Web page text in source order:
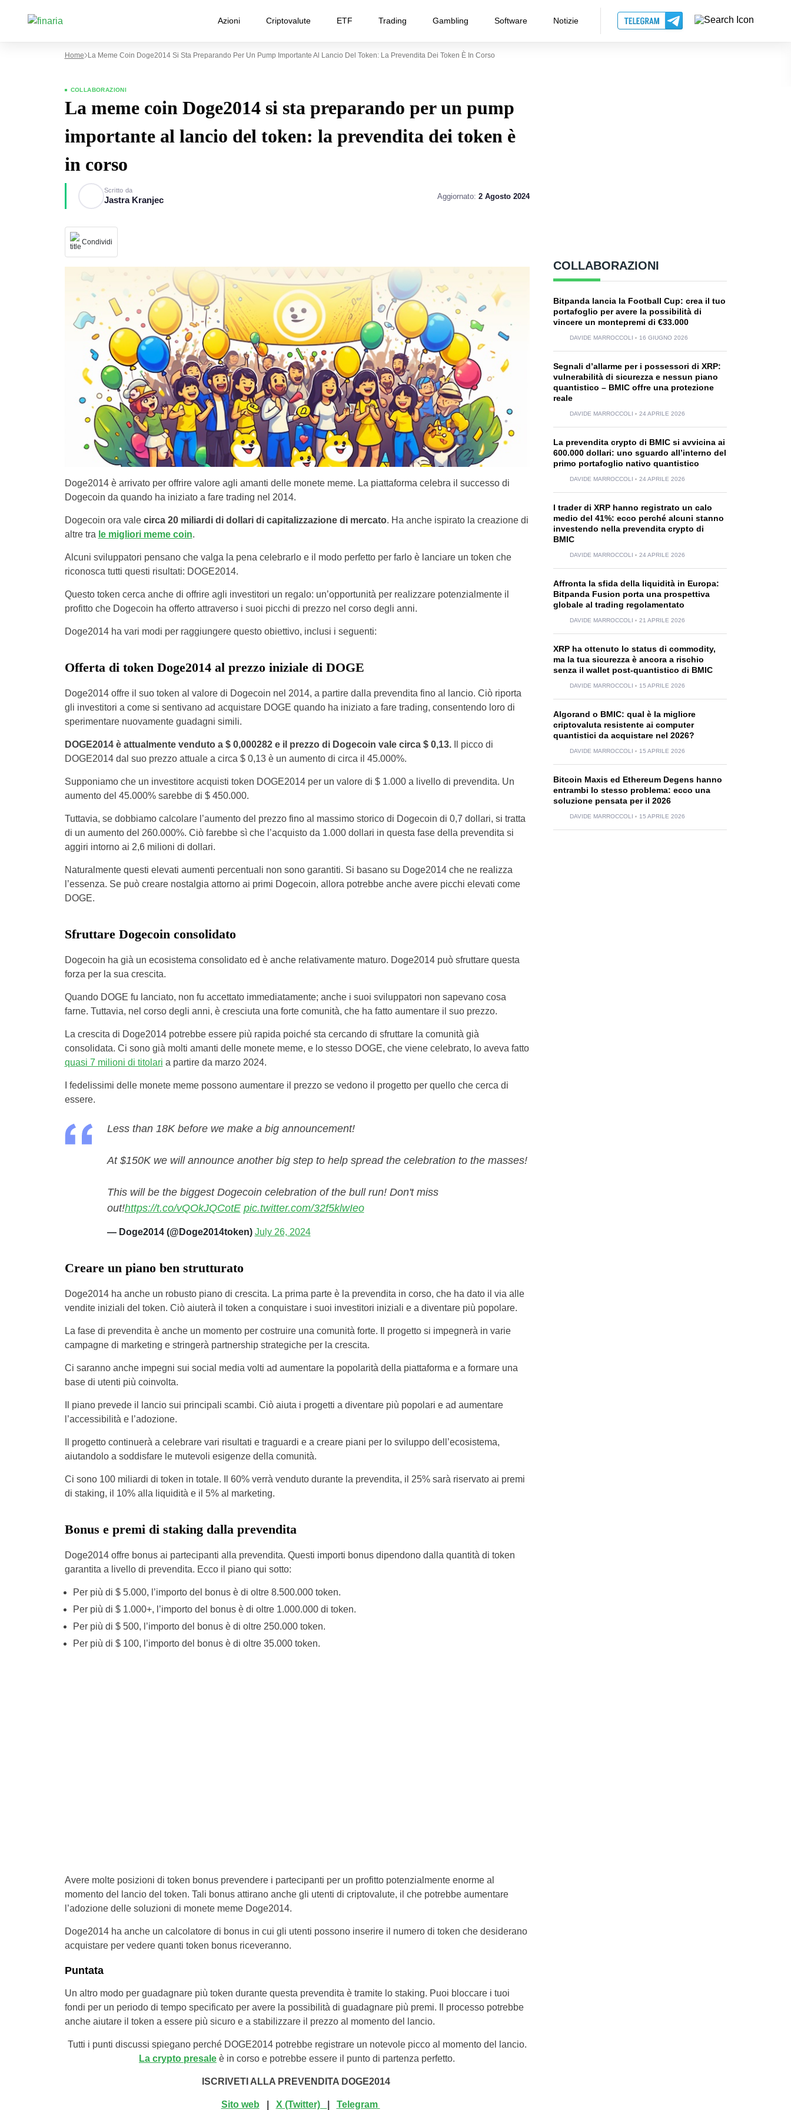
Azioni Criptovalute ETF Trading Gambling Software Notizie
Home La Meme Coin Doge2014 Si Sta Preparando Per Un Pump Importante Al Lancio Del Token: La Prevendita Dei Token È In Corso
COLLABORAZIONI
La meme coin Doge2014 si sta preparando per un pump
importante al lancio del token: la prevendita dei token è
in corso
Scritto da
Jastra Kranjec Aggiornato: 2 Agosto 2024
Condividi
Doge2014 è arrivato per offrire valore agli amanti delle monete meme. La piattaforma celebra il successo di
Dogecoin da quando ha iniziato a fare trading nel 2014.
Dogecoin ora vale circa 20 miliardi di dollari di capitalizzazione di mercato. Ha anche ispirato la creazione di
altre tra le migliori meme coin.
Alcuni sviluppatori pensano che valga la pena celebrarlo e il modo perfetto per farlo è lanciare un token che
riconosca tutti questi risultati: DOGE2014.
Questo token cerca anche di offrire agli investitori un regalo: un’opportunità per realizzare potenzialmente il
profitto che Dogecoin ha offerto attraverso i suoi picchi di prezzo nel corso degli anni.
Doge2014 ha vari modi per raggiungere questo obiettivo, inclusi i seguenti:
Offerta di token Doge2014 al prezzo iniziale di DOGE
Doge2014 offre il suo token al valore di Dogecoin nel 2014, a partire dalla prevendita fino al lancio. Ciò riporta
gli investitori a come si sentivano ad acquistare DOGE quando ha iniziato a fare trading, consentendo loro di
sperimentare nuovamente guadagni simili.
DOGE2014 è attualmente venduto a $ 0,000282 e il prezzo di Dogecoin vale circa $ 0,13.Il picco di
DOGE2014 dal suo prezzo attuale a circa $ 0,13 è un aumento di circa il 45.000%.
Supponiamo che un investitore acquisti token DOGE2014 per un valore di $ 1.000 a livello di prevendita. Un
aumento del 45.000% sarebbe di $ 450.000.
Tuttavia, se dobbiamo calcolare l’aumento del prezzo fino al massimo storico di Dogecoin di 0,7 dollari, si tratta
di un aumento del 260.000%. Ciò farebbe sì che l’acquisto da 1.000 dollari in questa fase della prevendita si
aggiri intorno ai 2,6 milioni di dollari.
Naturalmente questi elevati aumenti percentuali non sono garantiti. Si basano su Doge2014 che ne realizza
l’essenza. Se può creare nostalgia attorno ai primi Dogecoin, allora potrebbe anche avere picchi elevati come
DOGE.
Sfruttare Dogecoin consolidato
Dogecoin ha già un ecosistema consolidato ed è anche relativamente maturo. Doge2014 può sfruttare questa
forza per la sua crescita.
Quando DOGE fu lanciato, non fu accettato immediatamente; anche i suoi sviluppatori non sapevano cosa
farne. Tuttavia, nel corso degli anni, è cresciuta una forte comunità, che ha fatto aumentare il suo prezzo.
La crescita di Doge2014 potrebbe essere più rapida poiché sta cercando di sfruttare la comunità già
consolidata. Ci sono già molti amanti delle monete meme, e lo stesso DOGE, che viene celebrato, lo aveva fatto
quasi 7 milioni di titolari a partire da marzo 2024.
I fedelissimi delle monete meme possono aumentare il prezzo se vedono il progetto per quello che cerca di
essere.
Less than 18K before we make a big announcement!
At $150K we will announce another big step to help spread the celebration to the masses!
This will be the biggest Dogecoin celebration of the bull run! Don't miss
out!https://t.co/vQOkJQCotE pic.twitter.com/32f5klwIeo
— Doge2014 (@Doge2014token) July 26, 2024
Creare un piano ben strutturato
Doge2014 ha anche un robusto piano di crescita. La prima parte è la prevendita in corso, che ha dato il via alle
vendite iniziali del token. Ciò aiuterà il token a conquistare i suoi investitori iniziali e a diventare più popolare.
La fase di prevendita è anche un momento per costruire una comunità forte. Il progetto si impegnerà in varie
campagne di marketing e stringerà partnership strategiche per la crescita.
Ci saranno anche impegni sui social media volti ad aumentare la popolarità della piattaforma e a formare una
base di utenti più coinvolta.
Il piano prevede il lancio sui principali scambi. Ciò aiuta i progetti a diventare più popolari e ad aumentare
l’accessibilità e l’adozione.
Il progetto continuerà a celebrare vari risultati e traguardi e a creare piani per lo sviluppo dell’ecosistema,
aiutandolo a soddisfare le mutevoli esigenze della comunità.
Ci sono 100 miliardi di token in totale. Il 60% verrà venduto durante la prevendita, il 25% sarà riservato ai premi
di staking, il 10% alla liquidità e il 5% al ​​marketing.
Bonus e premi di staking dalla prevendita
Doge2014 offre bonus ai partecipanti alla prevendita. Questi importi bonus dipendono dalla quantità di token
garantita a livello di prevendita. Ecco il piano qui sotto:
Per più di $ 5.000, l’importo del bonus è di oltre 8.500.000 token.
Per più di $ 1.000+, l’importo del bonus è di oltre 1.000.000 di token.
Per più di $ 500, l’importo del bonus è di oltre 250.000 token.
Per più di $ 100, l’importo del bonus è di oltre 35.000 token.
Avere molte posizioni di token bonus prevendere i partecipanti per un profitto potenzialmente enorme al
momento del lancio del token. Tali bonus attirano anche gli utenti di criptovalute, il che potrebbe aumentare
l’adozione delle soluzioni di monete meme Doge2014.
Doge2014 ha anche un calcolatore di bonus in cui gli utenti possono inserire il numero di token che desiderano
acquistare per vedere quanti token bonus riceveranno.
Puntata
Un altro modo per guadagnare più token durante questa prevendita è tramite lo staking. Puoi bloccare i tuoi
fondi per un periodo di tempo specificato per avere la possibilità di guadagnare più premi. Il processo potrebbe
anche aiutare il token a essere più sicuro e a stabilizzare il prezzo al momento del lancio.
Tutti i punti discussi spiegano perché DOGE2014 potrebbe registrare un notevole picco al momento del lancio.
La crypto presale è in corso e potrebbe essere il punto di partenza perfetto.
ISCRIVETI ALLA PREVENDITA DOGE2014
Sito web X (Twitter) Telegram
COLLABORAZIONI
Bitpanda lancia la Football Cup: crea il tuo
portafoglio per avere la possibilità di
vincere un montepremi di €33.000
DAVIDE MARROCCOLI 16 GIUGNO 2026
Segnali d’allarme per i possessori di XRP:
vulnerabilità di sicurezza e nessun piano
quantistico – BMIC offre una protezione
reale
DAVIDE MARROCCOLI 24 APRILE 2026
La prevendita crypto di BMIC si avvicina ai
600.000 dollari: uno sguardo all’interno del
primo portafoglio nativo quantistico
DAVIDE MARROCCOLI 24 APRILE 2026
I trader di XRP hanno registrato un calo
medio del 41%: ecco perché alcuni stanno
investendo nella prevendita crypto di
BMIC
DAVIDE MARROCCOLI 24 APRILE 2026
Affronta la sfida della liquidità in Europa:
Bitpanda Fusion porta una prospettiva
globale al trading regolamentato
DAVIDE MARROCCOLI 21 APRILE 2026
XRP ha ottenuto lo status di commodity,
ma la tua sicurezza è ancora a rischio
senza il wallet post-quantistico di BMIC
DAVIDE MARROCCOLI 15 APRILE 2026
Algorand o BMIC: qual è la migliore
criptovaluta resistente ai computer
quantistici da acquistare nel 2026?
DAVIDE MARROCCOLI 15 APRILE 2026
Bitcoin Maxis ed Ethereum Degens hanno
entrambi lo stesso problema: ecco una
soluzione pensata per il 2026
DAVIDE MARROCCOLI 15 APRILE 2026